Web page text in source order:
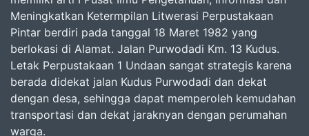
Meningkatkan Ketermpilan Litwerasi Perpustakaan
Pintar berdiri pada tanggal 18 Maret 1982 yang
berlokasi di Alamat. Jalan Purwodadi Km. 13 Kudus.
Letak Perpustakaan 1 Undaan sangat strategis karena
berada didekat jalan Kudus Purwodadi dan dekat
dengan desa, sehingga dapat memperoleh kemudahan
transportasi dan dekat jaraknyan dengan perumahan
warga.